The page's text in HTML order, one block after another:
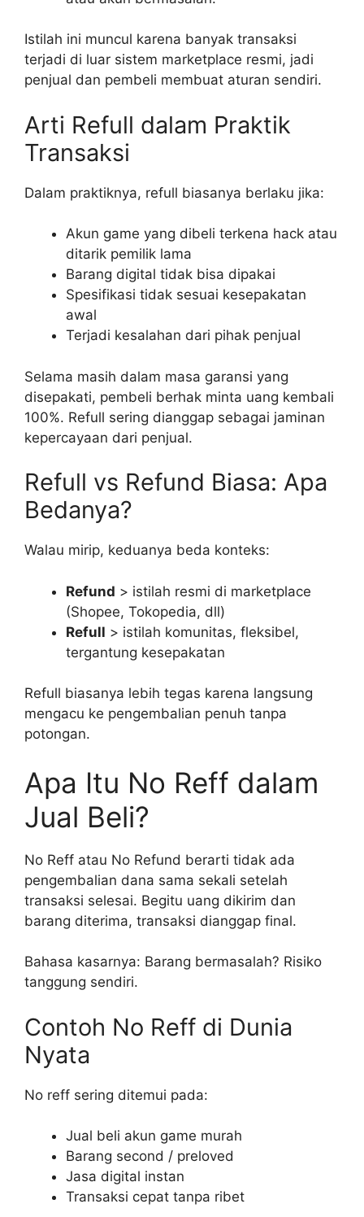
Istilah ini muncul karena banyak transaksi
terjadi di luar sistem marketplace resmi, jadi
penjual dan pembeli membuat aturan sendiri.
Arti Refull dalam Praktik
Transaksi
Dalam praktiknya, refull biasanya berlaku jika:
Akun game yang dibeli terkena hack atau
ditarik pemilik lama
Barang digital tidak bisa dipakai
Spesifikasi tidak sesuai kesepakatan
awal
Terjadi kesalahan dari pihak penjual
Selama masih dalam masa garansi yang
disepakati, pembeli berhak minta uang kembali
100%. Refull sering dianggap sebagai jaminan
kepercayaan dari penjual.
Refull vs Refund Biasa: Apa
Bedanya?
Walau mirip, keduanya beda konteks:
Refund > istilah resmi di marketplace
(Shopee, Tokopedia, dll)
Refull > istilah komunitas, fleksibel,
tergantung kesepakatan
Refull biasanya lebih tegas karena langsung
mengacu ke pengembalian penuh tanpa
potongan.
Apa Itu No Reff dalam
Jual Beli?
No Reff atau No Refund berarti tidak ada
pengembalian dana sama sekali setelah
transaksi selesai. Begitu uang dikirim dan
barang diterima, transaksi dianggap final.
Bahasa kasarnya: Barang bermasalah? Risiko
tanggung sendiri.
Contoh No Reff di Dunia
Nyata
No reff sering ditemui pada:
Jual beli akun game murah
Barang second / preloved
Jasa digital instan
Transaksi cepat tanpa ribet